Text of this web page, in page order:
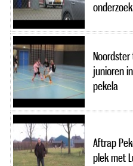
junioren
pekela
Aftrap
plek met